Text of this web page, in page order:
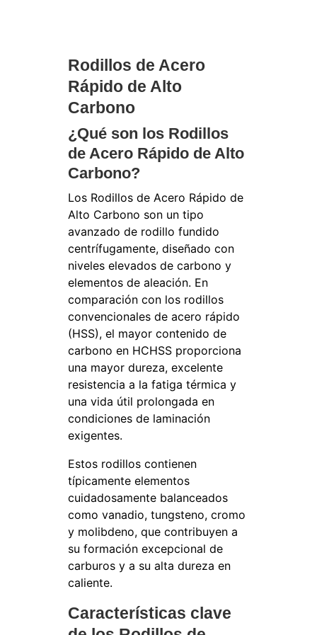
Rodillos de Acero
Rápido de Alto
Carbono
¿Qué son los Rodillos
de Acero Rápido de Alto
Carbono?
Los Rodillos de Acero Rápido de
Alto Carbono son un tipo
avanzado de rodillo fundido
centrífugamente, diseñado con
niveles elevados de carbono y
elementos de aleación. En
comparación con los rodillos
convencionales de acero rápido
(HSS), el mayor contenido de
carbono en HCHSS proporciona
una mayor dureza, excelente
resistencia a la fatiga térmica y
una vida útil prolongada en
condiciones de laminación
exigentes.
Estos rodillos contienen
típicamente elementos
cuidadosamente balanceados
como vanadio, tungsteno, cromo
y molibdeno, que contribuyen a
su formación excepcional de
carburos y a su alta dureza en
caliente.
Características clave